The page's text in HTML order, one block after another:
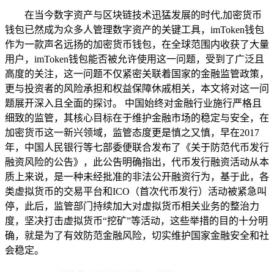
在当今数字资产与区块链技术迅猛发展的时代,加密货币
钱包已然成为众多人管理数字资产的关键工具，imToken钱包
作为一款声名远扬的加密货币钱包，在全球范围内收获了大量
用户，imToken钱包能否被允许使用这一问题，受到了广泛且
高度的关注，这一问题不仅紧密关联着国家的金融监管政策，
更与投资者的风险承担和权益保障休戚相关，本文将对这一问
题展开深入且全面的探讨。 中国始终对金融行业施行严格且
细致的监管，其核心目标在于维护金融市场的稳定与安全，在
加密货币这一新兴领域，监管态度更是慎之又慎，早在2017
年，中国人民银行等七部委便联合发布了《关于防范代币发行
融资风险的公告》，此公告明确指出，代币发行融资活动从本
质上来说，是一种未经批准的非法公开融资行为，基于此，各
类虚拟货币的交易平台和ICO（首次代币发行）活动被紧急叫
停，此后，监管部门持续加大对虚拟货币相关业务的整治力
度，坚决打击虚拟货币“挖矿”等活动，这些举措的目的十分明
确，就是为了有效防范金融风险，切实维护国家金融安全和社
会稳定。